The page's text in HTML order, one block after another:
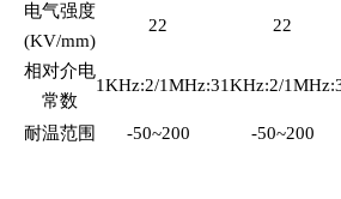
电气强度
(KV/mm)
22 22
相对介电
常数
1KHz:2/1MHz:31KHz:2/
耐温范围 -50~200 -50~200